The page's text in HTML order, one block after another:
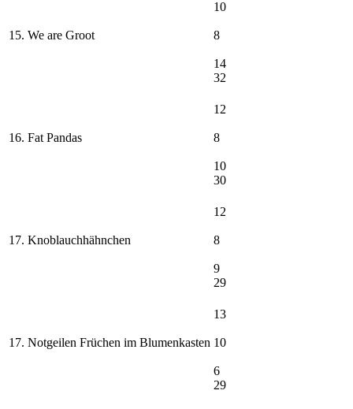
15. We are Groot
10
8
14
32
16. Fat Pandas
12
8
10
30
17. Knoblauchhähnchen
12
8
9
29
17. Notgeilen Früchen im Blumenkasten
13
10
6
29